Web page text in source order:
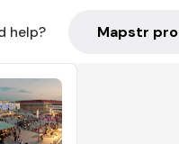
help? Mapstr pro